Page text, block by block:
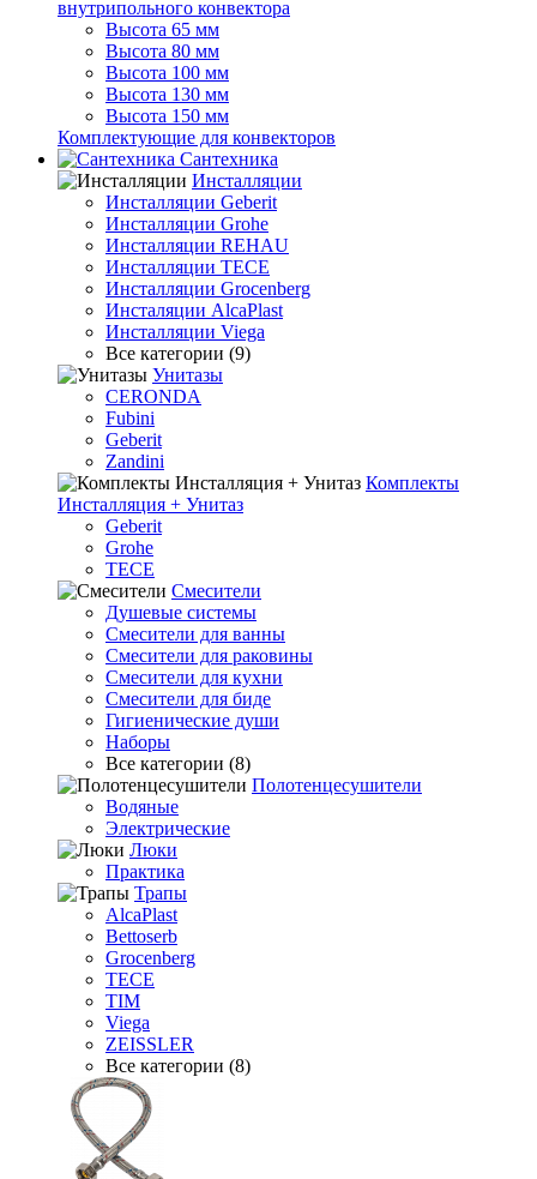
внутрипольного конвектора
Высота 65 мм
Высота 80 мм
Высота 100 мм
Высота 130 мм
Высота 150 мм
Комплектующие для конвекторов
Сантехника
Инсталляции
Инсталляции Geberit
Инсталляции Grohe
Инсталляции REHAU
Инсталляции TECE
Инсталляции Grocenberg
Инсталяции AlcaPlast
Инсталляции Viega
Все категории (9)
Унитазы
CERONDA
Fubini
Geberit
Zandini
Комплекты
Инсталляция + Унитаз
Geberit
Grohe
TECE
Смесители
Душевые системы
Смесители для ванны
Смесители для раковины
Смесители для кухни
Смесители для биде
Гигиенические души
Наборы
Все категории (8)
Полотенцесушители
Водяные
Электрические
Люки
Практика
Трапы
AlcaPlast
Bettoserb
Grocenberg
TECE
TIM
Viega
ZEISSLER
Все категории (8)